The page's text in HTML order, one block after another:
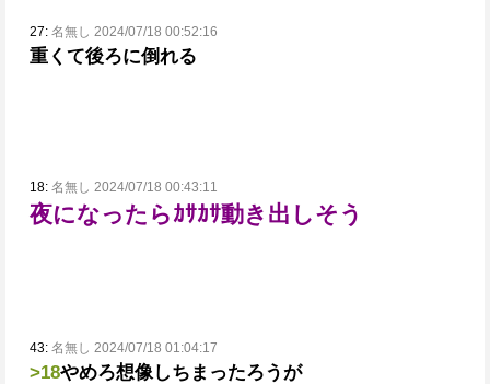
27: 名無し 2024/07/18 00:52:16
重くて後ろに倒れる
18: 名無し 2024/07/18 00:43:11
夜になったらｶｻｶｻ動き出しそう
43: 名無し 2024/07/18 01:04:17
>18やめろ想像しちまったろうが